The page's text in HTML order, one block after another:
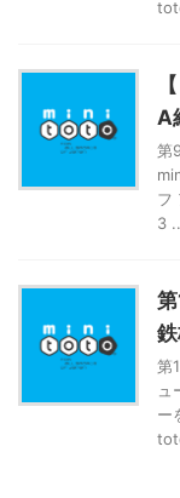
A
第
フ
3
第
ュ
ー